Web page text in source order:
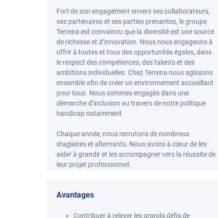
Fort de son engagement envers ses collaborateurs,
ses partenaires et ses parties prenantes, le groupe
Terrena est convaincu que la diversité est une source
de richesse et d’innovation. Nous nous engageons à
offrir à toutes et tous des opportunités égales, dans
le respect des compétences, des talents et des
ambitions individuelles. Chez Terrena nous agissons
ensemble afin de créer un environnement accueillant
pour tous. Nous sommes engagés dans une
démarche d’inclusion au travers de notre politique
handicap notamment.
Chaque année, nous recrutons de nombreux
stagiaires et alternants. Nous avons à cœur de les
aider à grandir et les accompagner vers la réussite de
leur projet professionnel.
Avantages
Contribuer à relever les grands défis de